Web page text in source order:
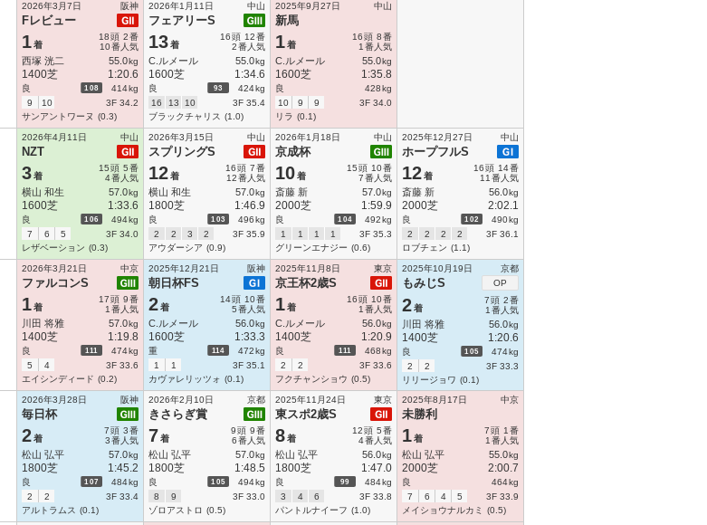
2026年3月7日 阪神
Fレビュー
1着
18頭 2番
10番人気
西塚 洸二 55.0kg
1400芝 1:20.6
良 108 414kg
9
10
3F 34.2
サンアントワーヌ (0.3)
2026年1月11日 中山
フェアリーS
13着
16頭 12番
2番人気
C.ルメール 55.0kg
1600芝 1:34.6
良 93 424kg
16
13 10
3F 35.4
ブラックチャリス (1.0)
2025年9月27日 中山
新馬
1着
16頭 8番
1 番人気
C.ルメール 55.0kg
1600芝 1:35.8
良 428kg
10
9 9
3F 34.0
リラ (0.1)
2026年4月11日 中山
NZT
3着
15頭 5番
4番人気
横山 和生 57.0kg
1600芝 1:33.6
良 106 494kg
7
6 5
3F 34.0
レザベーション (0.3)
2026年3月15日 中山
スプリングS
12着
16頭 7番
12番人気
横山 和生 57.0kg
1800芝 1:46.9
良 103 496kg
2
2 3 2
3F 35.9
アウダーシア (0.9)
2026年1月18日 中山
京成杯
10着
15頭 10番
7番人気
斎藤 新 57.0kg
2000芝 1:59.9
良 104 492kg
1
1 1 1
3F 35.3
グリーンエナジー (0.6)
2025年12月27日 中山
ホープフルS
12着
16頭 14番
11 番人気
斎藤 新 56.0kg
2000芝 2:02.1
良 102 490kg
2
2 2 2
3F 36.1
ロブチェン (1.1)
2026年3月21日 中京
ファルコンS
1着
17頭 9番
1 番人気
川田 将雅 57.0kg
1400芝 1:19.8
良 111 474kg
5
4
3F 33.6
エイシンディード (0.2)
2025年12月21日 阪神
朝日杯FS
2着
14頭 10番
5番人気
C.ルメール 56.0kg
1600芝 1:33.3
重 114 472kg
1
1
3F 35.1
カヴァレリッツォ (0.1)
2025年11月8日 東京
京王杯2歳S
1着
16頭 10番
1 番人気
C.ルメール 56.0kg
1400芝 1:20.9
良 111 468kg
2
2
3F 33.6
フクチャンショウ (0.5)
2025年10月19日 京都
もみじS OP
2着
7頭 2番
1 番人気
川田 将雅 56.0kg
1400芝 1:20.6
良 105 474kg
2
2
3F 33.3
リリージョワ (0.1)
2026年3月28日 阪神
毎日杯
2着
7頭 3番
3番人気
松山 弘平 57.0kg
1800芝 1:45.2
良 107 484kg
2
2
3F 33.4
アルトラムス (0.1)
2026年2月10日 京都
きさらぎ賞
7着
9頭 9番
6番人気
松山 弘平 57.0kg
1800芝 1:48.5
良 105 494kg
8
9
3F 33.0
ゾロアストロ (0.5)
2025年11月24日 東京
東スポ2歳S
8着
12頭 5番
4番人気
松山 弘平 56.0kg
1800芝 1:47.0
良 99 484kg
3
4 6
3F 33.8
パントルナイーフ (1.0)
2025年8月17日 中京
未勝利
1着
7頭 1 番
1 番人気
松山 弘平 55.0kg
2000芝 2:00.7
良 464kg
7
6 4 5
3F 33.9
メイショウナルカミ
(0.5)